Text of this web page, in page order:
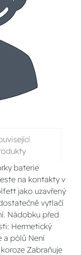
baterie
na kontakty v
jako uzavřený
vytlačí
Nádobku před
Hermetický
a pólů Není
Zabraňuje